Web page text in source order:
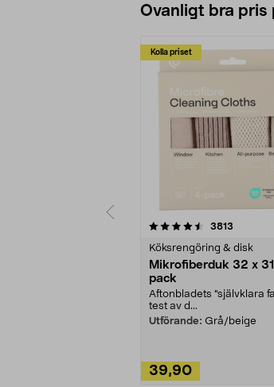
Ovanligt bra pris
Kolla priset
3813
Köksrengöring & disk
Mikrofiberduk 32 x
pack
Aftonbladets "självklara
test av d...
Utförande: Grå/beige
39,90
4.0av 5 stjärnor